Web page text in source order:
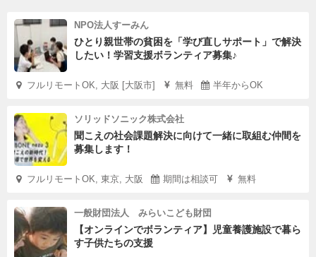
NPO法人すーみん
ひとり親世帯の貧困を「学び直しサポート」で解決
したい！学習支援ボランティア募集♪
フルリモートOK, 大阪 [大阪市] 無料 半年からOK
ソリッドソニック株式会社
聞こえの社会課題解決に向けて一緒に取組む仲間を
募集します！
フルリモートOK, 東京, 大阪 期間は相談可 無料
一般財団法人 みらいこども財団
【オンラインでボランティア】児童養護施設で暮ら
す子供たちの支援